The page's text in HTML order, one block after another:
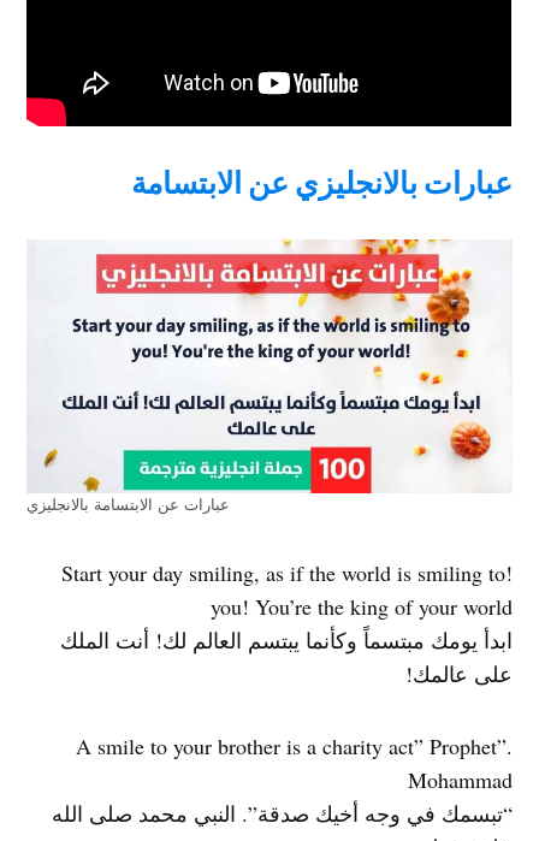
عبارات بالانجليزي عن الابتسامة
عبارات عن الابتسامة بالانجليزي
!Start your day smiling, as if the world is smiling to
you! You’re the king of your world
ابدأ يومك مبتسماً وكأنما يبتسم العالم لك! أنت الملك
على عالمك!
.”A smile to your brother is a charity act” Prophet
Mohammad
“تبسمك في وجه أخيك صدقة”. النبي محمد صلى الله